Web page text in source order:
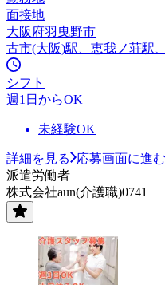
面接地
大阪府羽曳野市
古市(大阪)駅、恵我ノ荘駅
シフト
週1日からOK
未経験OK
詳細を見る
応募画面に進む
派遣労働者
株式会社aun(介護職)0741